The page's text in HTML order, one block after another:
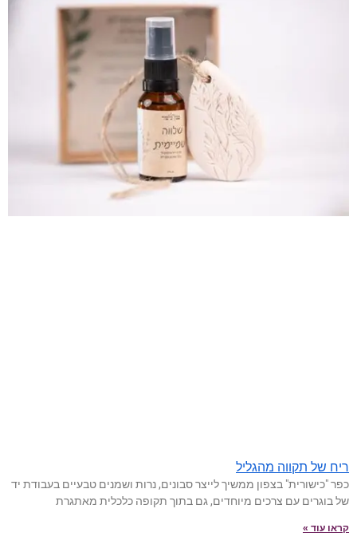
ריח של תקווה מהגליל
כפר "כישורית" בצפון ממשיך לייצר סבונים, נרות ושמנים טבעיים בעבודת יד
של בוגרים עם צרכים מיוחדים, גם בתוך תקופה כלכלית מאתגרת
קראו עוד »